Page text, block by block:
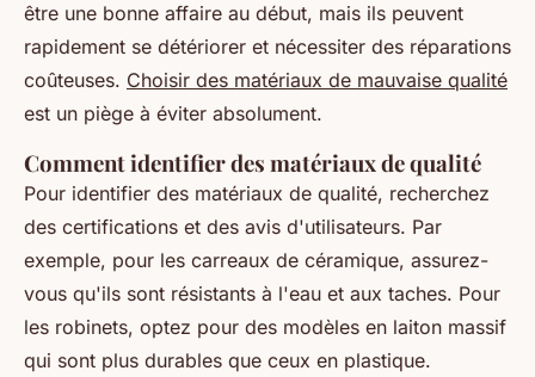
être une bonne affaire au début, mais ils peuvent
rapidement se détériorer et nécessiter des réparations
coûteuses. Choisir des matériaux de mauvaise qualité
est un piège à éviter absolument.
Comment identifier des matériaux de qualité
Pour identifier des matériaux de qualité, recherchez
des certifications et des avis d'utilisateurs. Par
exemple, pour les carreaux de céramique, assurez-
vous qu'ils sont résistants à l'eau et aux taches. Pour
les robinets, optez pour des modèles en laiton massif
qui sont plus durables que ceux en plastique.